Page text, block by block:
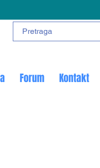
Forum Kontakt